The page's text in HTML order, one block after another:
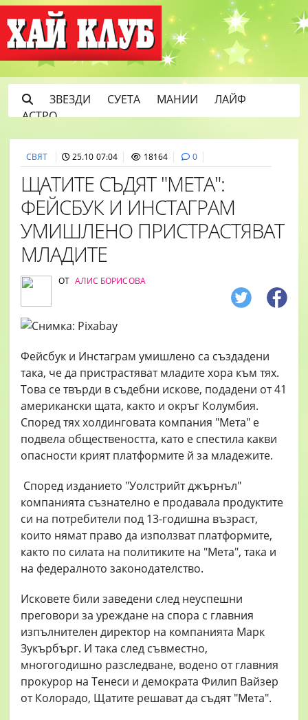
ЗВЕЗДИ СУЕТА МАНИИ
ЛАЙФ
АСТРО
СВЯТ 25.10 07:04 18164 0
ЩАТИТЕ СЪДЯТ "МЕТА":
ФЕЙСБУК И ИНСТАГРАМ
УМИШЛЕНО ПРИСТРАСТЯВАТ
МЛАДИТЕ
ОТ АЛИС БОРИСОВА
Фейсбук и Инстаграм умишлено са създадени
така, че да пристрастяват младите хора към тях.
Това се твърди в съдебни искове, подадени от 41
американски щата, както и окръг Колумбия.
Според тях холдинговата компания "Мета" е
подвела обществеността, като е спестила какви
опасности крият платформите й за младежите.
Според изданието "Уолстрийт джърнъл"
компанията съзнателно е продавала продуктите
си на потребители под 13-годишна възраст,
които нямат право да използват платформите,
както по силата на политиките на "Мета", така и
на федералното законодателство.
Исковете били заведени след неуспешни
преговори за уреждане на спора с главния
изпълнителен директор на компанията Марк
Зукърбърг. И така след съвместно,
многогодишно разследване, водено от главния
прокурор на Тенеси и демократа Филип Вайзер
от Колорадо, Щатите решават да съдят "Мета".